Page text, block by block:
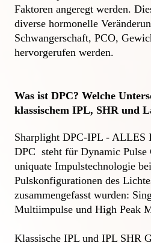
Faktoren angeregt werden.
diverse hormonelle
Schwangerschaft, PCO,
hervorgerufen werden.
Was ist DPC? Welche
klassischem IPL, SHR und
Sharplight DPC-IPL -
DPC  steht für Dynamic Pulse
uniquate Impulstechnologie
Pulskonfigurationen des
zusammengefasst wurden:
Multiimpulse und High Peak
Klassische IPL und IPL SHR